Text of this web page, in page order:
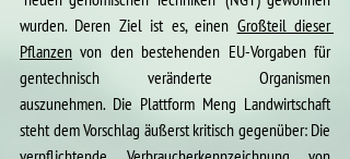
wurden. Deren Ziel ist es, einen Großteil dieser
Pflanzen von den bestehenden EU-Vorgaben für
gentechnisch veränderte Organismen
auszunehmen. Die Plattform Meng Landwirtschaft
steht dem Vorschlag äußerst kritisch gegenüber: Die